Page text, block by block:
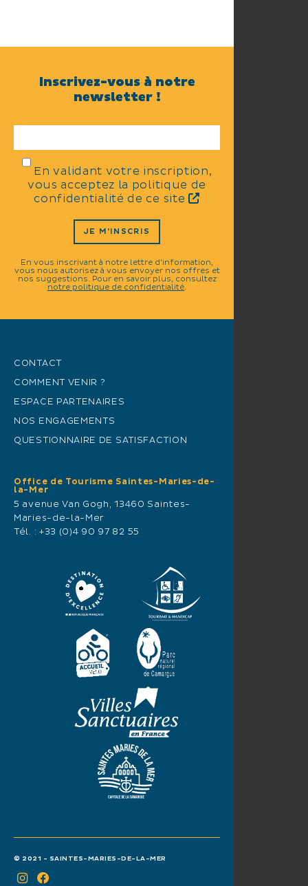
Inscrivez-vous à notre
newsletter !
En validant votre inscription,
vous acceptez la politique de
confidentialité de ce site
JE M'INSCRIS
En vous inscrivant à notre lettre d'information,
vous nous autorisez à vous envoyer nos offres et
nos suggestions. Pour en savoir plus, consultez
notre politique de confidentialité.
CONTACT
COMMENT VENIR ?
ESPACE PARTENAIRES
NOS ENGAGEMENTS
QUESTIONNAIRE DE SATISFACTION
Office de Tourisme Saintes-Maries-de-
la-Mer
5 avenue Van Gogh, 13460 Saintes-
Maries-de-la-Mer
Tél. : +33 (0)4 90 97 82 55
© 2021 - SAINTES-MARIES-DE-LA-MER